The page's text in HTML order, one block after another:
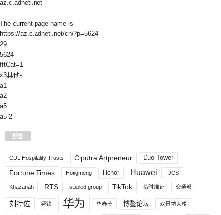
az.c.adneti.net
The current page name is:
https://az.c.adneti.net/cn/?p=5624
29
5624
fftCat=1
x3其他-
a1
a2
a5
a5-2
标签
CDL Hospitality Trusts Ciputra Artpreneur Duo Tower
Fortune Times Hongmeng Honor Huawei JCS
Khazanah RTS stapled group TikTok 临时准证 交通部
刘特佐 努钦 华为 华春莹 博鳌论坛 双景坊大楼